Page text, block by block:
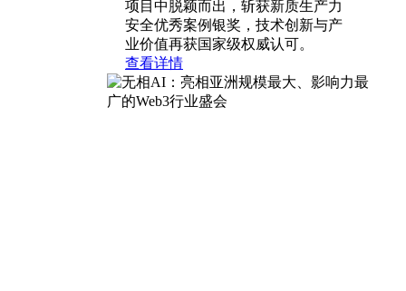
项目中脱颖而出，斩获新质生产力
安全优秀案例银奖，技术创新与产
业价值再获国家级权威认可。
查看详情